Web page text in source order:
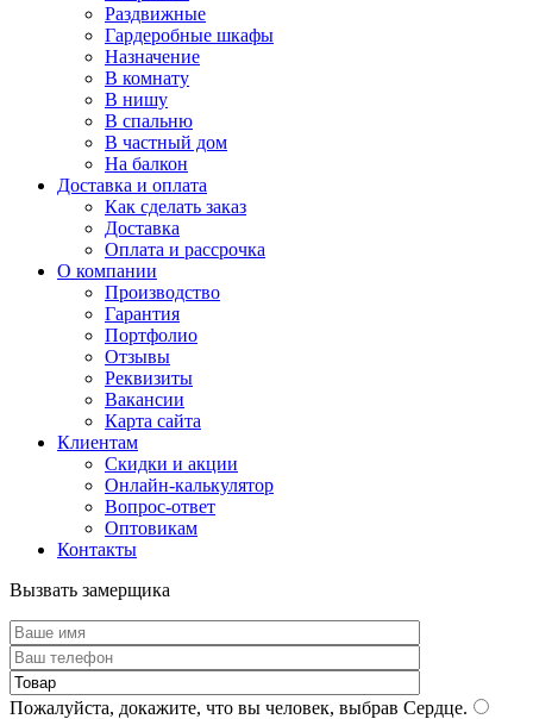
Раздвижные
Гардеробные шкафы
Назначение
В комнату
В нишу
В спальню
В частный дом
На балкон
Доставка и оплата
Как сделать заказ
Доставка
Оплата и рассрочка
О компании
Производство
Гарантия
Портфолио
Отзывы
Реквизиты
Вакансии
Карта сайта
Клиентам
Скидки и акции
Онлайн-калькулятор
Вопрос-ответ
Оптовикам
Контакты
Вызвать замерщика
Пожалуйста, докажите, что вы человек, выбрав Сердце.